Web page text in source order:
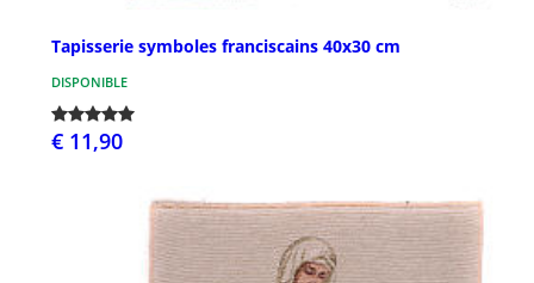
Tapisserie symboles franciscains 40x30 cm
DISPONIBLE
€ 11,90